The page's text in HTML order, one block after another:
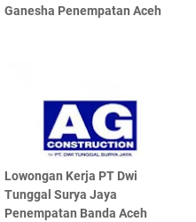
Ganesha Penempatan Aceh
Lowongan Kerja PT Dwi
Tunggal Surya Jaya
Penempatan Banda Aceh